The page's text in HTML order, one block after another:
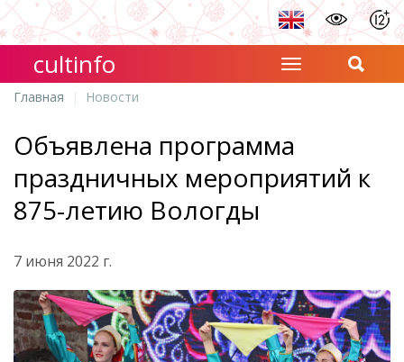
cultinfo
Главная Новости
Объявлена программа
праздничных мероприятий к
875-летию Вологды
7 июня 2022 г.